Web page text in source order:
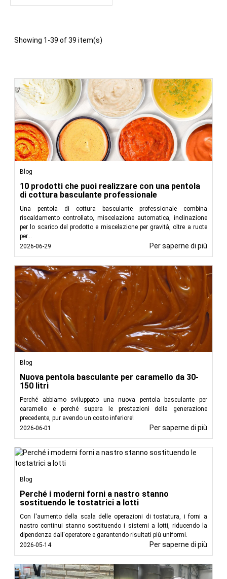
Showing 1-39 of 39 item(s)
Blog
10 prodotti che puoi realizzare con una pentola
di cottura basculante professionale
Una pentola di cottura basculante professionale combina
riscaldamento controllato, miscelazione automatica, inclinazione
per lo scarico del prodotto e miscelazione per gravità, oltre a ruote
per...
2026-06-29
Per saperne di più
Blog
Nuova pentola basculante per caramello da 30-
150 litri
Perché abbiamo sviluppato una nuova pentola basculante per
caramello e perché supera le prestazioni della generazione
precedente, pur avendo un costo inferiore!
2026-06-01
Per saperne di più
Blog
Perché i moderni forni a nastro stanno
sostituendo le tostatrici a lotti
Con l'aumento della scala delle operazioni di tostatura, i forni a
nastro continui stanno sostituendo i sistemi a lotti, riducendo la
dipendenza dall'operatore e garantendo risultati più uniformi.
2026-05-14
Per saperne di più